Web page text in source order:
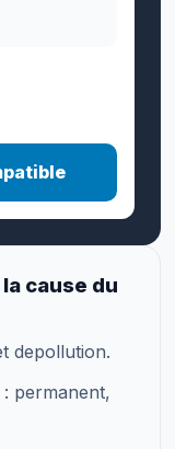
cause du
depollution.
permanent,